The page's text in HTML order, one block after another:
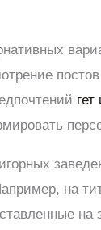
гет
на
на